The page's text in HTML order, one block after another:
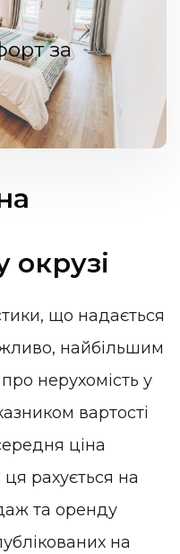
за
окрузі
що надається
найбільшим
нерухомість у
вартості
ціна
рахується на
та оренду
на